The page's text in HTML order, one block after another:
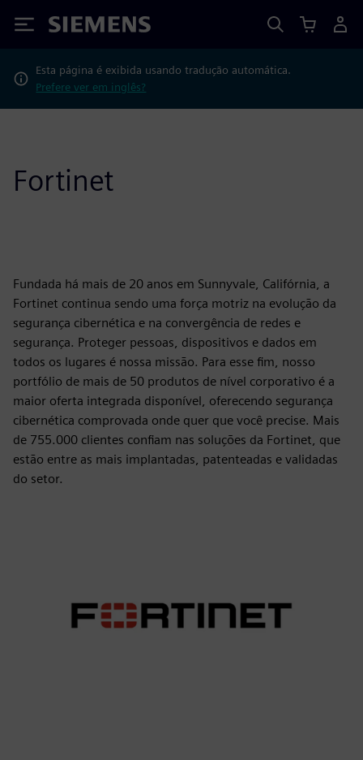
Siemens
Esta página é exibida usando tradução automática.
Prefere ver em inglês?
Fortinet
Fundada há mais de 20 anos em Sunnyvale, Califórnia, a
Fortinet continua sendo uma força motriz na evolução da
segurança cibernética e na convergência de redes e
segurança. Proteger pessoas, dispositivos e dados em
todos os lugares é nossa missão. Para esse fim, nosso
portfólio de mais de 50 produtos de nível corporativo é a
maior oferta integrada disponível, oferecendo segurança
cibernética comprovada onde quer que você precise. Mais
de 755.000 clientes confiam nas soluções da Fortinet, que
estão entre as mais implantadas, patenteadas e validadas
do setor.